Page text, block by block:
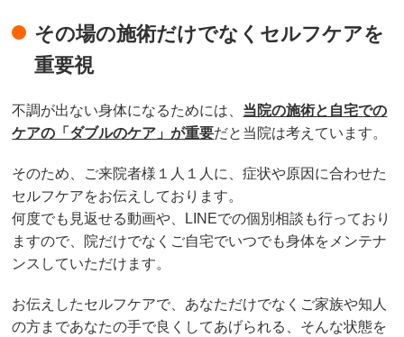
その場の施術だけでなくセルフケアを
重要視
不調が出ない身体になるためには、 当院の施術と自宅での
ケアの「ダブルのケア」が重要だと当院は考えています。
そのため、ご来院者様１人１人に、症状や原因に合わせた
セルフケアをお伝えしております。
何度でも見返せる動画や、LINEでの個別相談も行っており
ますので、院だけでなくご自宅でいつでも身体をメンテナ
ンスしていただけます。
お伝えしたセルフケアで、あなただけでなくご家族や知人
の方まであなたの手で良くしてあげられる、そんな状態を